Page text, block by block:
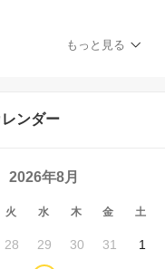
もっと見る
ンダー
2026年8月
火 水 木 金 土
28 29 30 31 1